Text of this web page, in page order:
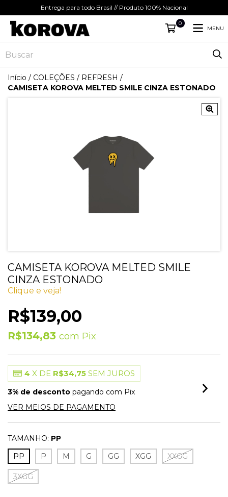
Entrega para todo Brasil // Produto 100% Nacional
0
MENU
Início / COLEÇÕES / REFRESH /
CAMISETA KOROVA MELTED SMILE CINZA ESTONADO
CAMISETA KOROVA MELTED SMILE
CINZA ESTONADO
Clique e veja!
R$139,00
R$134,83 com Pix
4 X DE R$34,75 SEM JUROS
3% de desconto pagando com Pix
VER MEIOS DE PAGAMENTO
TAMANHO: PP
PP
P M G GG XGG XXGG
3XGG